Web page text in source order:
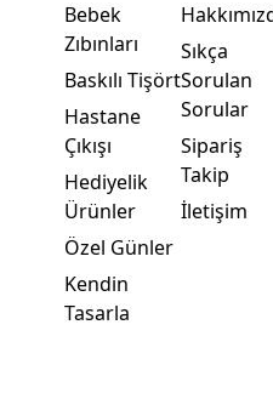
Bebek
Zıbınları
Baskılı Tişört
Hastane
Çıkışı
Hediyelik
Ürünler
Özel Günler
Kendin
Tasarla
Sıkça
Sorulan
Sorular
Sipariş
Takip
İletişim